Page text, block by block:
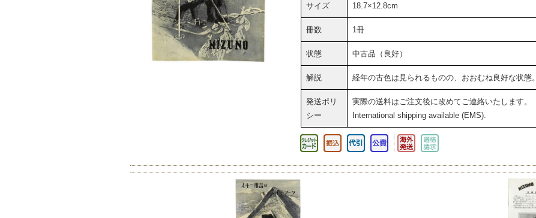
サイズ 18.7×12.8cm
冊数 1冊
状態 中古品（良好）
解説 経年の古色は見られるものの、おおむね良好な状態。
発送ポリ
シー
実際の送料はご注文後に改めてご連絡いたします。
International shipping available (EMS).